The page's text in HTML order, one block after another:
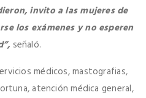
invito a las mujeres de
los exámenes y no esperen
señaló.
médicos, mastografias,
atención médica general,